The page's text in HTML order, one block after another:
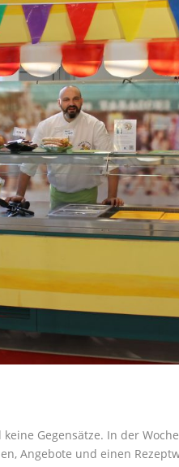
Gegensätze. In der
Angebote und einen